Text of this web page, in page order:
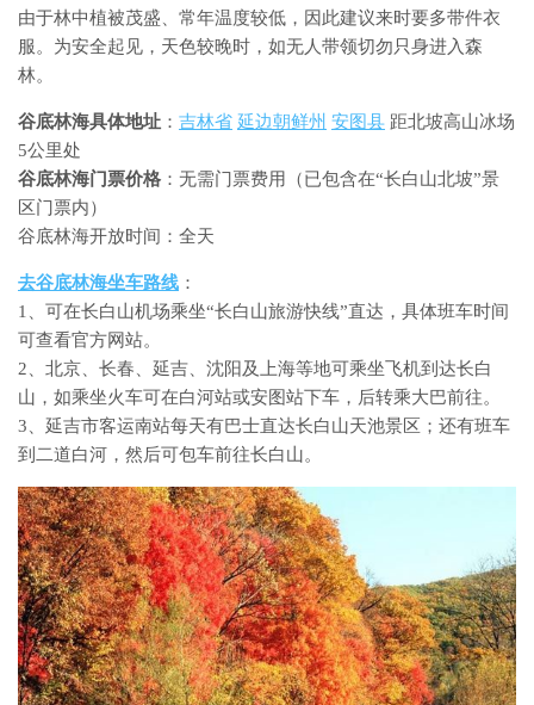
由于林中植被茂盛、常年温度较低，因此建议来时要多带件衣
服。为安全起见，天色较晚时，如无人带领切勿只身进入森
林。
谷底林海具体地址 ： 吉林省 延边朝鲜州 安图县 距北坡高山冰场
5公里处
谷底林海门票价格 ：无需门票费用（已包含在“长白山北坡”景
区门票内）
谷底林海开放时间：全天
去谷底林海坐车路线 ：
1、可在长白山机场乘坐“长白山旅游快线”直达，具体班车时间
可查看官方网站。
2、北京、长春、延吉、沈阳及上海等地可乘坐飞机到达长白
山，如乘坐火车可在白河站或安图站下车，后转乘大巴前往。
3、延吉市客运南站每天有巴士直达长白山天池景区；还有班车
到二道白河，然后可包车前往长白山。